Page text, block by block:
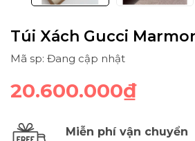
Túi Xách Gucci
Mã sp: Đang cập nhật
20.600.000₫
Miễn phí vận chuyển